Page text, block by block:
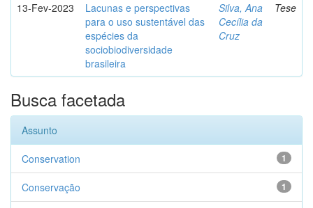
13-Fev-2023
Lacunas e perspectivas
para o uso sustentável das
espécies da
sociobiodiversidade
brasileira
Silva, Ana
Cecília da
Cruz
Tese
Busca facetada
Assunto
1
Conservation
1
Conservação